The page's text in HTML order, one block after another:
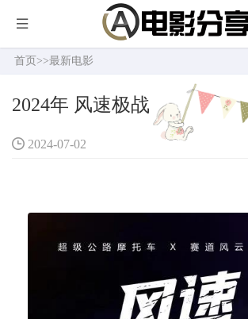
首页 >>最新电影
2024年 风速极战
2024-07-02